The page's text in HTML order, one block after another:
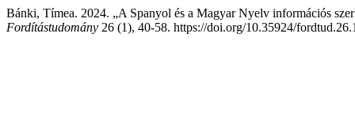
Bánki, Tímea. 2024. „A Spanyol és a Magyar Nyelv információs
Fordítástudomány 26 (1), 40-58. https://doi.org/10.35924/